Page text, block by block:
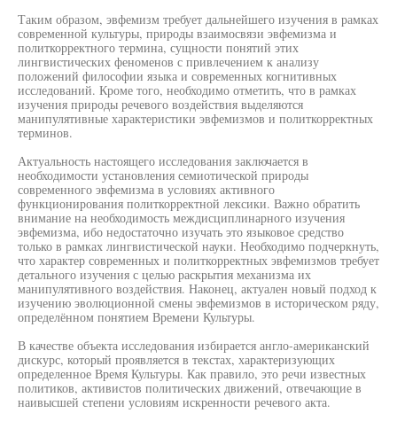
Таким образом, эвфемизм требует дальнейшего изучения в рамках
современной культуры, природы взаимосвязи эвфемизма и
политкорректного термина, сущности понятий этих
лингвистических феноменов с привлечением к анализу
положений философии языка и современных когнитивных
исследований. Кроме того, необходимо отметить, что в рамках
изучения природы речевого воздействия выделяются
манипулятивные характеристики эвфемизмов и политкорректных
терминов.
Актуальность настоящего исследования заключается в
необходимости установления семиотической природы
современного эвфемизма в условиях активного
функционирования политкорректной лексики. Важно обратить
внимание на необходимость междисциплинарного изучения
эвфемизма, ибо недостаточно изучать это языковое средство
только в рамках лингвистической науки. Необходимо подчеркнуть,
что характер современных и политкорректных эвфемизмов требует
детального изучения с целью раскрытия механизма их
манипулятивного воздействия. Наконец, актуален новый подход к
изучению эволюционной смены эвфемизмов в историческом ряду,
определённом понятием Времени Культуры.
В качестве объекта исследования избирается англо-американский
дискурс, который проявляется в текстах, характеризующих
определенное Время Культуры. Как правило, это речи известных
политиков, активистов политических движений, отвечающие в
наивысшей степени условиям искренности речевого акта.